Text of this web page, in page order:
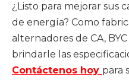
¿Listo para mejorar sus
de energía? Como
alternadores de CA,
brindarle las
Contáctenos hoy para